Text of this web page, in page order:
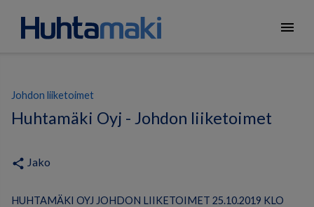
menu
Johdon liiketoimet
Huhtamäki Oyj - Johdon liiketoimet
share Jako
HUHTAMÄKI OYJ JOHDON LIIKETOIMET 25.10.2019 KLO